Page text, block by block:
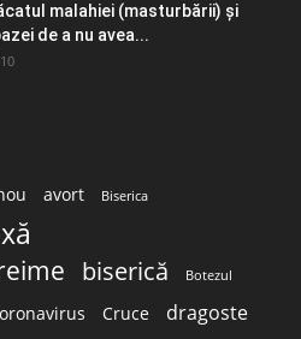
malahiei (masturbării) şi
de a nu avea...
avort Biserica
biserică Botezul
Cruce dragoste